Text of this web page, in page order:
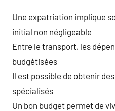
Une expatriation implique
initial non négligeable
Entre le transport, les
budgétisées
Il est possible de obtenir
spécialisés
Un bon budget permet de